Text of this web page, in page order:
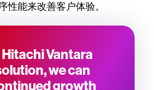
性能来改善客户体验。
Vantara
we can
growth